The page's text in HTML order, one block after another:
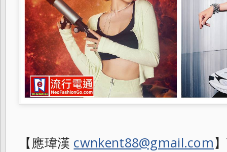
【應瑋漢 cwnkent88@gmail.com